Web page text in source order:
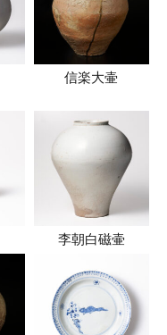
信楽大壷
李朝白磁壷